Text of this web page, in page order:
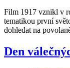
Film 1917 vznikl v
tematikou první
dohledat na
Den